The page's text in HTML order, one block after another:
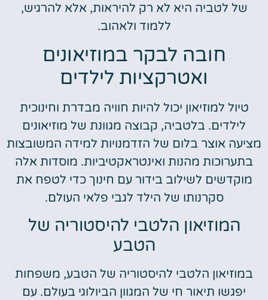
של לטביה היא לא רק להיראות, אלא להרגיש,
ללמוד ולאהוב.
חובה לבקר במוזיאונים
ואטרקציות לילדים
טיול למוזיאון יכול להיות חוויה מבדרת וחינוכית
לילדים. בלטביה, קבוצה מגוונת של מוזיאונים
מציעה אוצר בלום של הזדמנויות למידה המשובצות
בתערוכות מהנות ואינטראקטיביות. מוסדות אלה
מוקדשים לשילוב בידור עם חינוך כדי לטפח את
סקרנותו של הילד לגבי פלאי העולם.
המוזיאון הלטבי להיסטוריה של
הטבע
במוזיאון הלטבי להיסטוריה של הטבע, משפחות
יפגשו תיאור חי של המגוון הביולוגי בעולם. עם